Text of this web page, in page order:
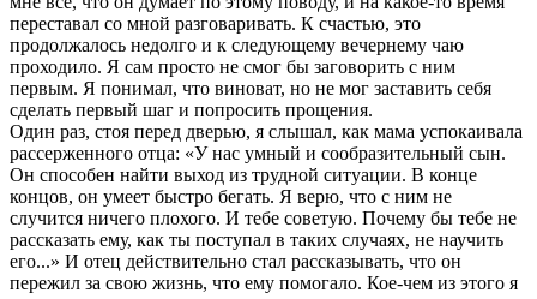
переставал со мной разговаривать. К счастью, это
продолжалось недолго и к следующему вечернему чаю
проходило. Я сам просто не смог бы заговорить с ним
первым. Я понимал, что виноват, но не мог заставить себя
сделать первый шаг и попросить прощения.
Один раз, стоя перед дверью, я слышал, как мама успокаивала
рассерженного отца: «У нас умный и сообразительный сын.
Он способен найти выход из трудной ситуации. В конце
концов, он умеет быстро бегать. Я верю, что с ним не
случится ничего плохого. И тебе советую. Почему бы тебе не
рассказать ему, как ты поступал в таких случаях, не научить
его...» И отец действительно стал рассказывать, что он
пережил за свою жизнь, что ему помогало. Кое-чем из этого я